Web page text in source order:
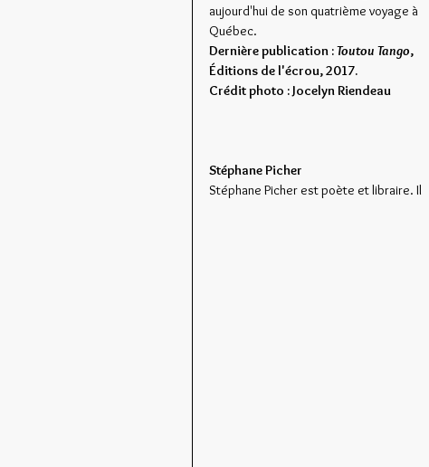
aujourd'hui de son quatrième voyage à
Québec.
Dernière publication : Toutou Tango,
Éditions de l'écrou, 2017.
Crédit photo : Jocelyn Riendeau
Stéphane Picher
Stéphane Picher est poète et libraire. Il